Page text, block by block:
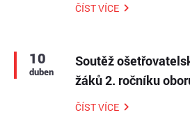
ČÍST VÍCE
10
duben
Soutěž
žáků 2. ročníku
ČÍST VÍCE